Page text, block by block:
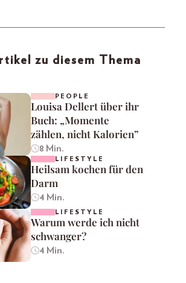
zu diesem Thema
PEOPLE
Louisa Dellert über ihr
Buch: „Momente
zählen, nicht Kalorien”
8 Min.
LIFESTYLE
Heilsam kochen für den
Darm
4 Min.
LIFESTYLE
Warum werde ich nicht
schwanger?
4 Min.